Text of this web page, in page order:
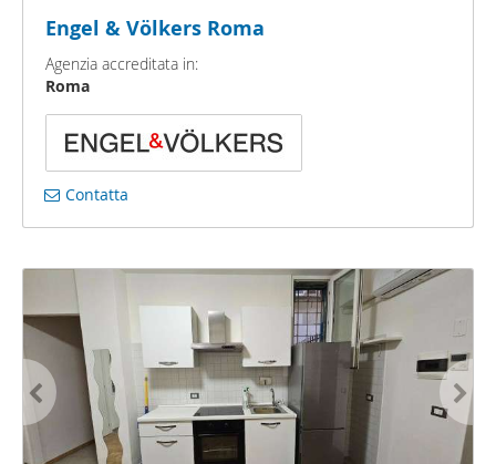
Contatta
Engel & Völkers Roma
Agenzia accreditata in:
Roma